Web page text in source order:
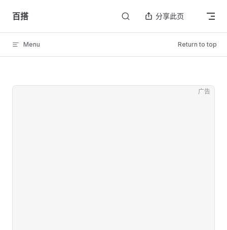
Skip to content
百搭 分享此页
Menu Return to top
广告